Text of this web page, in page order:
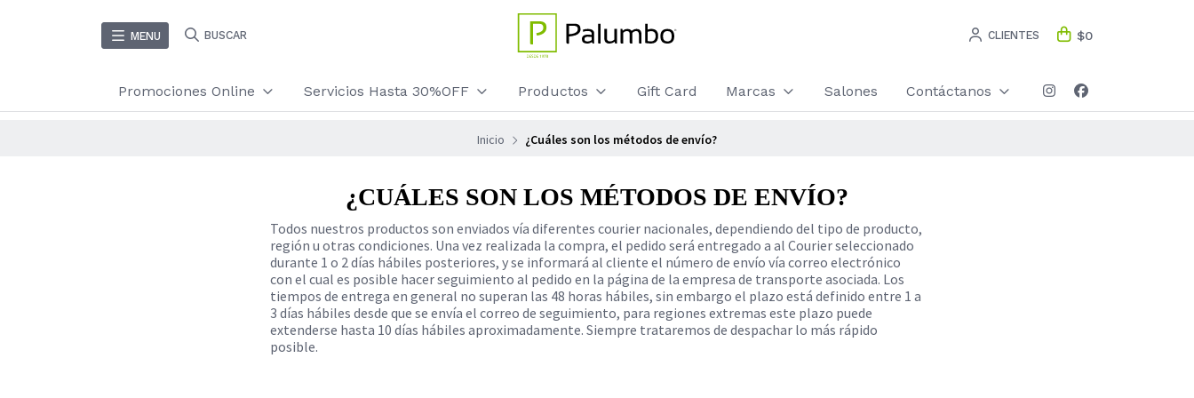
MENU BUSCAR CLIENTES $0
Promociones Online Servicios Hasta 30%OFF Productos Gift Card Marcas Salones Contáctanos
Inicio ¿Cuáles son los métodos de envío?
¿CUÁLES SON LOS MÉTODOS DE ENVÍO?
Todos nuestros productos son enviados vía diferentes courier nacionales, dependiendo del tipo de producto,
región u otras condiciones. Una vez realizada la compra, el pedido será entregado a al Courier seleccionado
durante 1 o 2 días hábiles posteriores, y se informará al cliente el número de envío vía correo electrónico
con el cual es posible hacer seguimiento al pedido en la página de la empresa de transporte asociada. Los
tiempos de entrega en general no superan las 48 horas hábiles, sin embargo el plazo está definido entre 1 a
3 días hábiles desde que se envía el correo de seguimiento, para regiones extremas este plazo puede
extenderse hasta 10 días hábiles aproximadamente. Siempre trataremos de despachar lo más rápido
posible.